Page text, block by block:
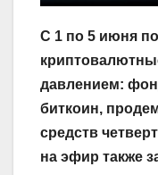
С 1 по 5 июня
давлением:
биткоин,
средств
на эфир также